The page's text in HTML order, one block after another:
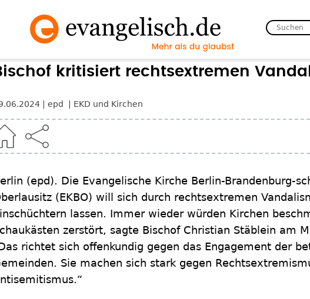
kritisiert rechtsextremen
epd EKD und Kirchen
(epd). Die Evangelische Kirche Berlin-Brandenburg-
(EKBO) will sich durch rechtsextremen
lassen. Immer wieder würden Kirchen
zerstört, sagte Bischof Christian Stäblein am
richtet sich offenkundig gegen das Engagement der
Sie machen sich stark gegen